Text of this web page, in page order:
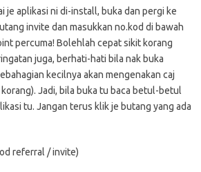
je aplikasi ni di-install, buka dan pergi ke
invite dan masukkan no.kod di bawah
percuma! Bolehlah cepat sikit korang
juga, berhati-hati bila nak buka
kecilnya akan mengenakan caj
Jadi, bila buka tu baca betul-betul
tu. Jangan terus klik je butang yang ada
referral / invite)